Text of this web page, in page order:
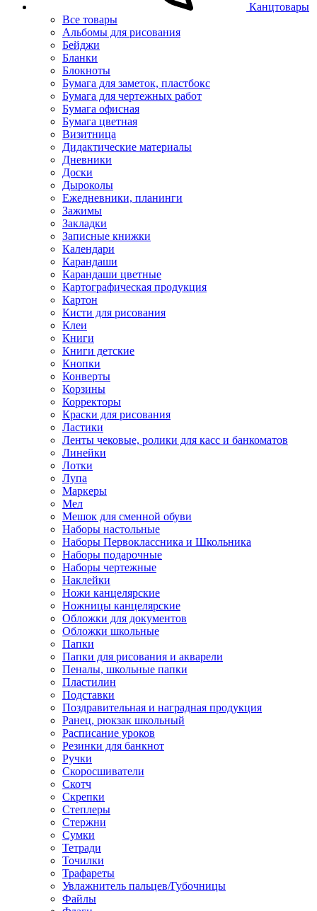
Канцтовары
Все товары
Альбомы для рисования
Бейджи
Бланки
Блокноты
Бумага для заметок, пластбокс
Бумага для чертежных работ
Бумага офисная
Бумага цветная
Визитница
Дидактические материалы
Дневники
Доски
Дыроколы
Ежедневники, планинги
Зажимы
Закладки
Записные книжки
Календари
Карандаши
Карандаши цветные
Картографическая продукция
Картон
Кисти для рисования
Клеи
Книги
Книги детские
Кнопки
Конверты
Корзины
Корректоры
Краски для рисования
Ластики
Ленты чековые, ролики для касс и банкоматов
Линейки
Лотки
Лупа
Маркеры
Мел
Мешок для сменной обуви
Наборы настольные
Наборы Первоклассника и Школьника
Наборы подарочные
Наборы чертежные
Наклейки
Ножи канцелярские
Ножницы канцелярские
Обложки для документов
Обложки школьные
Папки
Папки для рисования и акварели
Пеналы, школьные папки
Пластилин
Подставки
Поздравительная и наградная продукция
Ранец, рюкзак школьный
Расписание уроков
Резинки для банкнот
Ручки
Скоросшиватели
Скотч
Скрепки
Степлеры
Стержни
Сумки
Тетради
Точилки
Трафареты
Увлажнитель пальцев/Губочницы
Файлы